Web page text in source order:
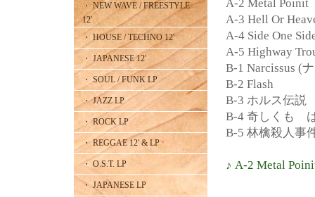
・ NEW WAVE / FREESTYLE
12'
・ HOUSE / TECHNO 12'
・ JAPANESE 12'
・ SOUL / FUNK LP
・ JAZZ LP
・ ROCK LP
・ REGGAE 12' & LP
・ O.S.T. LP
・ JAPANESE LP
A-2 Metal Poinit
A-3 Hell Or
A-4 Side One
A-5 Highway
B-1 Narcissus (
B-2 Flash
B-3 ホルス伝説
B-4 奇しくも
B-5 林檎殺人事
♪ A-2 Metal